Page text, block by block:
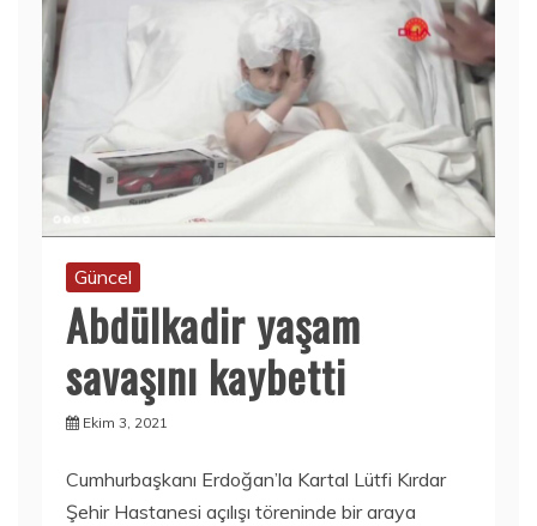
Güncel
Abdülkadir yaşam
savaşını kaybetti
Ekim 3, 2021
Cumhurbaşkanı Erdoğan’la Kartal Lütfi Kırdar
Şehir Hastanesi açılışı töreninde bir araya